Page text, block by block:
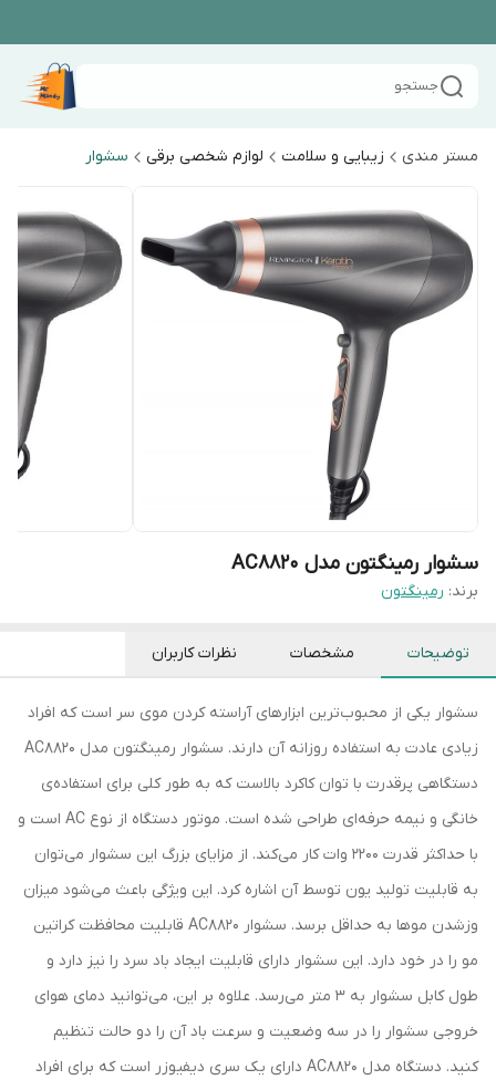
جستجو
مستر مندی زیبایی و سلامت لوازم شخصی برقی سشوار
سشوار رمینگتون مدل AC8820
برند: رمینگتون
توضیحات مشخصات نظرات کاربران
سشوار یکی از محبوب‌ترین ابزارهای آراسته کردن موی سر است که افراد
زیادی عادت به استفاده روزانه آن دارند. سشوار رمینگتون مدل AC8820
دستگاهی پرقدرت با توان کاکرد بالاست که به طور کلی برای استفاده‌ی
خانگی و نیمه حرفه‌ای طراحی شده است. موتور دستگاه از نوع AC است و
با حداکثر قدرت 2200 وات کار می‌کند. از مزایای بزرگ این سشوار می‌توان
به قابلیت تولید یون توسط آن اشاره کرد. این ویژگی باعث می‌شود میزان
وزشدن موها به حداقل برسد. سشوار AC8820 قابلیت محافظت کراتین
مو را در خود دارد. این سشوار دارای قابلیت ایجاد باد سرد را نیز دارد و
طول کابل سشوار به 3 متر می‌رسد. علاوه بر این، می‌توانید دمای هوای
خروجی سشوار را در سه وضعیت و سرعت باد آن را دو حالت تنظیم
کنید. دستگاه مدل AC8820 دارای یک سری دیفیوزر است که برای افراد